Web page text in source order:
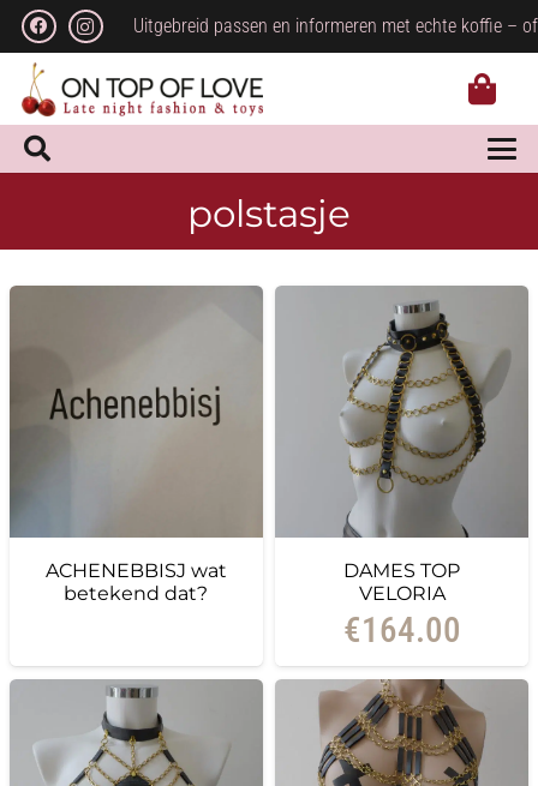
Uitgebreid passen en informeren met echte koffie –
polstasje
ACHENEBBISJ wat
betekend dat?
DAMES TOP
VELORIA
€164.00